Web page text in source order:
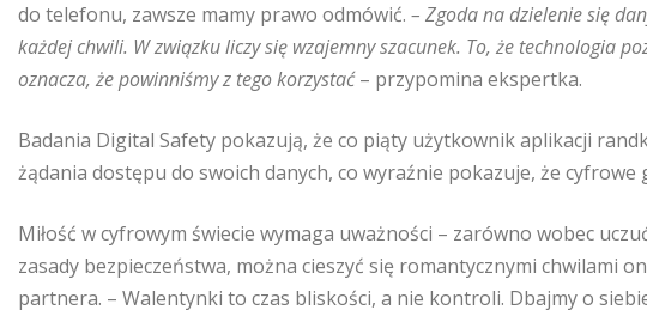
do telefonu, zawsze mamy prawo odmówić. – Zgoda na dzielenie się
każdej chwili. W związku liczy się wzajemny szacunek. To, że technologia
oznacza, że powinniśmy z tego korzystać – przypomina ekspertka.
Badania Digital Safety pokazują, że co piąty użytkownik aplikacji
żądania dostępu do swoich danych, co wyraźnie pokazuje, że
Miłość w cyfrowym świecie wymaga uważności – zarówno wobec
zasady bezpieczeństwa, można cieszyć się romantycznymi chwilami
partnera. – Walentynki to czas bliskości, a nie kontroli. Dbajmy o